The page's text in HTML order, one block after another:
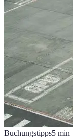
Buchungstipps5 min